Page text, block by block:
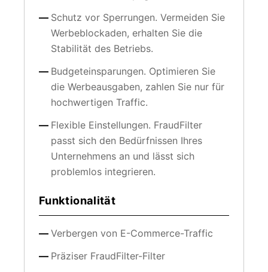
Schutz vor Sperrungen. Vermeiden Sie
Werbeblockaden, erhalten Sie die
Stabilität des Betriebs.
Budgeteinsparungen. Optimieren Sie
die Werbeausgaben, zahlen Sie nur für
hochwertigen Traffic.
Flexible Einstellungen. FraudFilter
passt sich den Bedürfnissen Ihres
Unternehmens an und lässt sich
problemlos integrieren.
Funktionalität
Verbergen von E-Commerce-Traffic
Präziser FraudFilter-Filter